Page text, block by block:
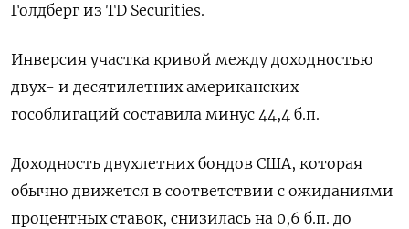
Голдберг из TD Securities.
Инверсия участка кривой между доходностью
двух- и десятилетних американских
гособлигаций составила минус 44,4 б.п.
Доходность двухлетних бондов США, которая
обычно движется в соответствии с ожиданиями
процентных ставок, снизилась на 0,6 б.п. до